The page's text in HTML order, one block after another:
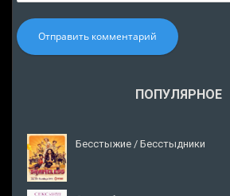
Отправить комментарий
ПОПУЛЯРНОЕ
Бесстыжие / Бесстыдники